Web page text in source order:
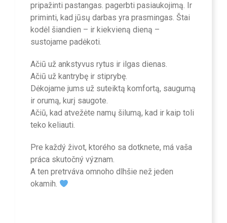
pripažinti pastangas. pagerbti pasiaukojimą. Ir
priminti, kad jūsų darbas yra prasmingas. Štai
kodėl šiandien – ir kiekvieną dieną –
sustojame padėkoti.
Ačiū už ankstyvus rytus ir ilgas dienas.
Ačiū už kantrybę ir stiprybę.
Dėkojame jums už suteiktą komfortą, saugumą
ir orumą, kurį saugote.
Ačiū, kad atvežėte namų šilumą, kad ir kaip toli
teko keliauti.
Pre každý život, ktorého sa dotknete, má vaša
práca skutočný význam.
A ten pretrváva omnoho dlhšie než jeden
okamih.